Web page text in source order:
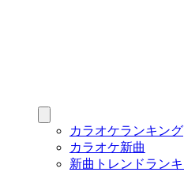
カラオケランキング
カラオケ新曲
新曲トレンドラン